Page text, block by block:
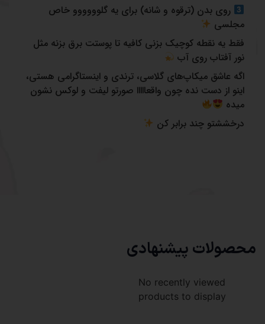
روی بدن (ترقوه و شانه) برای یه گلوووووو خاص
مجلسی
فقط یه نقطه کوچیک بزنی کافیه تا پوستت برق بزنه مثل
نور آفتاب روی آب
اگه عاشق میکاپ‌های گلاسی، ترندی و اینستاگرامی هستی،
اینو از دست نده چون واقعااااا صورتو لیفت و لوکس نشون
میده
درخششتو چند برابر کن
محصولات پیشنهادی
No recently viewed
products to display